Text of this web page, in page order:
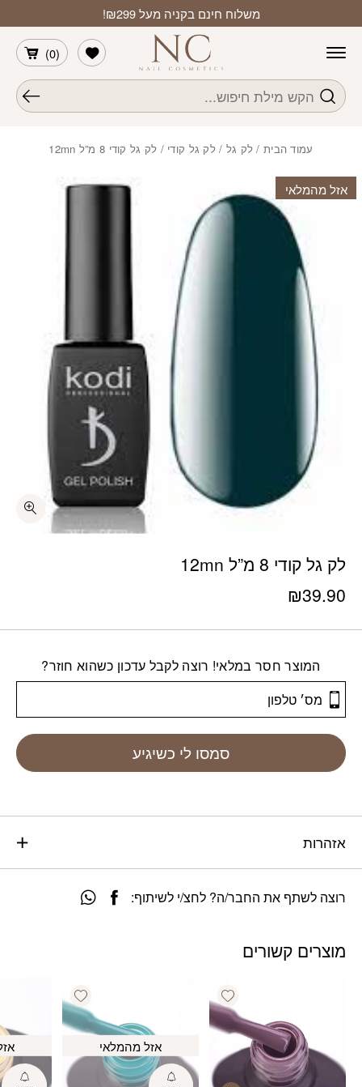
משלוח חינם בקניה מעל ₪299!
חיפוש
(
0
)
הרשימה שלי
עמוד הבית/ לק גל /לק גל קודי / לק גל קודי 8 מ”ל 12mn
לק גל קודי 8 מ”ל 12mn
₪39.90
המוצר חסר במלאי! רוצה לקבל עדכון כשהוא חוזר?
סמסו לי כשיגיע
אזהרות
רוצה לשתף את החבר/ה? לחצ/י לשיתוף:
אזל מהמלאי
מוצרים קשורים
Add wishlist
Add wishlist
אזל מהמלאי